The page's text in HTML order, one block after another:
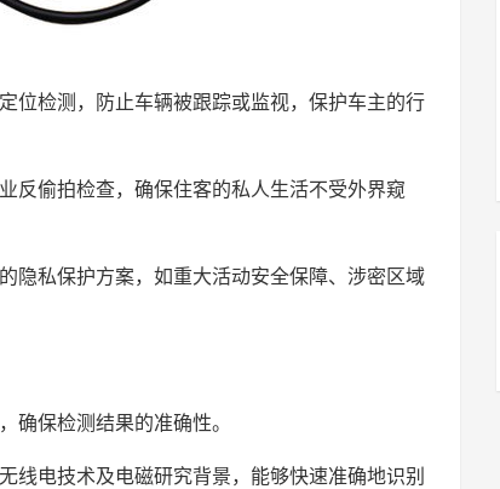
位检测，防止车辆被跟踪或监视，保护车主的行
反偷拍检查，确保住客的私人生活不受外界窥
隐私保护方案，如重大活动安全保障、涉密区域
确保检测结果的准确性。
线电技术及电磁研究背景，能够快速准确地识别